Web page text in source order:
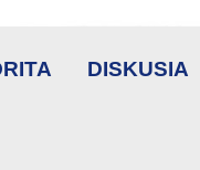
DISKUSIA